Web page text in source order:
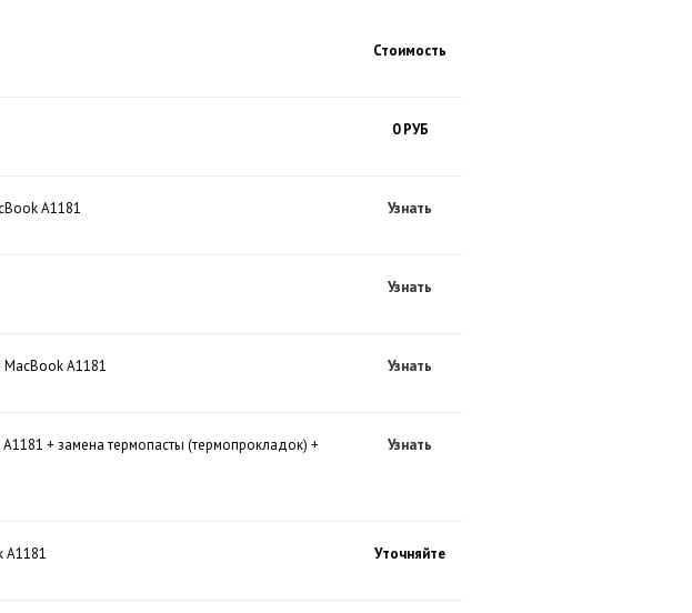
Стоимость
0 РУБ
A1181 Узнать
Узнать
MacBook A1181 Узнать
+ замена термопасты (термопрокладок) +
Узнать
A1181 Уточняйте